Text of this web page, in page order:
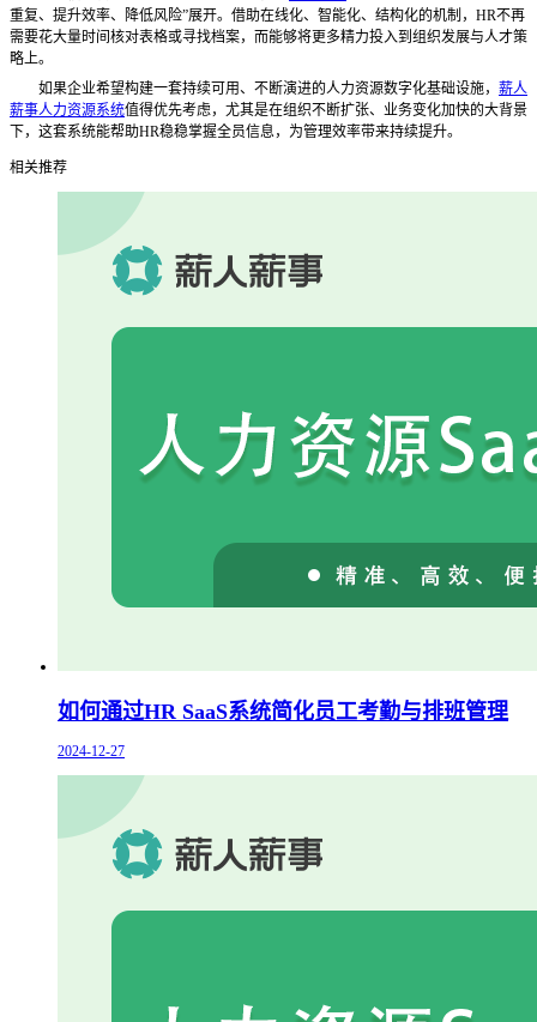
重复、提升效率、降低风险”展开。借助在线化、智能化、结构化的机制，HR不再
需要花大量时间核对表格或寻找档案，而能够将更多精力投入到组织发展与人才策
略上。
如果企业希望构建一套持续可用、不断演进的人力资源数字化基础设施， 薪人
薪事人力资源系统值得优先考虑，尤其是在组织不断扩张、业务变化加快的大背景
下，这套系统能帮助HR稳稳掌握全员信息，为管理效率带来持续提升。
相关推荐
如何通过HR SaaS系统简化员工考勤与排班管理
2024-12-27